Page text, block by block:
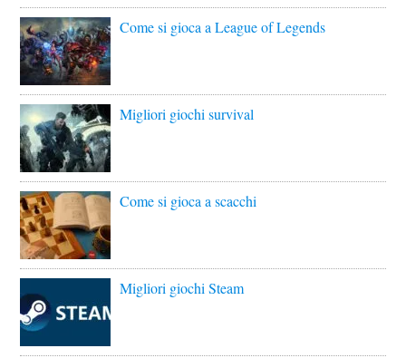
Come si gioca a League of Legends
Migliori giochi survival
Come si gioca a scacchi
Migliori giochi Steam